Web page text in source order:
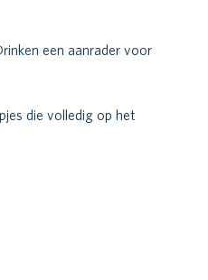
een aanrader voor
die volledig op het